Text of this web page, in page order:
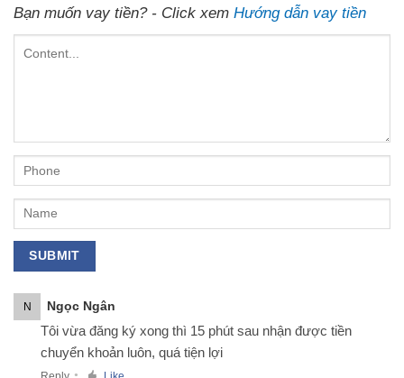
Bạn muốn vay tiền? - Click xem Hướng dẫn vay tiền
N Ngọc Ngân
Tôi vừa đăng ký xong thì 15 phút sau nhận được tiền
chuyển khoản luôn, quá tiện lợi
●